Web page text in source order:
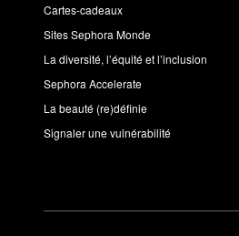
Cartes-cadeaux
Sites Sephora Monde
La diversité, l’équité et l’inclusion
Sephora Accelerate
La beauté (re)définie
Signaler une vulnérabilité